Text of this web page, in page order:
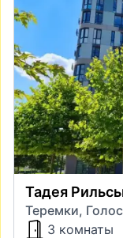
Тадея
Теремки,
3 комнаты